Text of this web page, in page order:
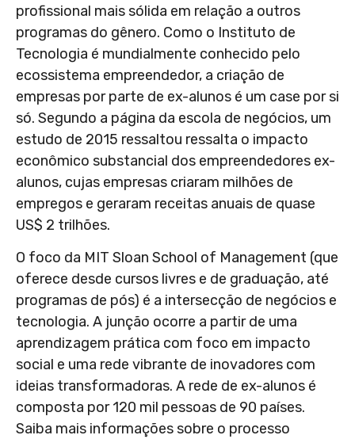
profissional mais sólida em relação a outros
programas do gênero. Como o Instituto de
Tecnologia é mundialmente conhecido pelo
ecossistema empreendedor, a criação de
empresas por parte de ex-alunos é um case por si
só. Segundo a página da escola de negócios, um
estudo de 2015 ressaltou ressalta o impacto
econômico substancial dos empreendedores ex-
alunos, cujas empresas criaram milhões de
empregos e geraram receitas anuais de quase
US$ 2 trilhões.
O foco da MIT Sloan School of Management (que
oferece desde cursos livres e de graduação, até
programas de pós) é a intersecção de negócios e
tecnologia. A junção ocorre a partir de uma
aprendizagem prática com foco em impacto
social e uma rede vibrante de inovadores com
ideias transformadoras. A rede de ex-alunos é
composta por 120 mil pessoas de 90 países.
Saiba mais informações sobre o processo